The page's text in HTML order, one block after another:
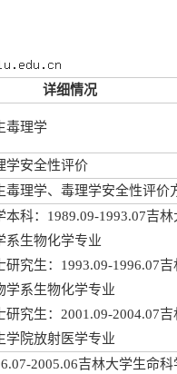
详细情况
毒理学
学安全性评价
毒理学、毒理学安全性评价
本科：1989.09-1993.07吉
系生物化学专业
研究生：1993.09-1996.07
学系生物化学专业
研究生：2001.09-2004.07
学院放射医学专业
2005.06吉林大学生命